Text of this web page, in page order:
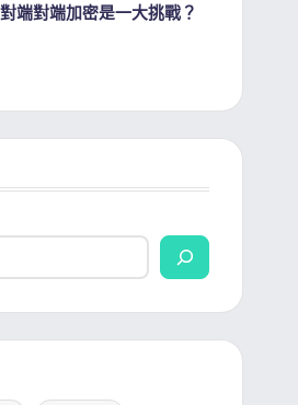
端對端加密是一大挑戰？